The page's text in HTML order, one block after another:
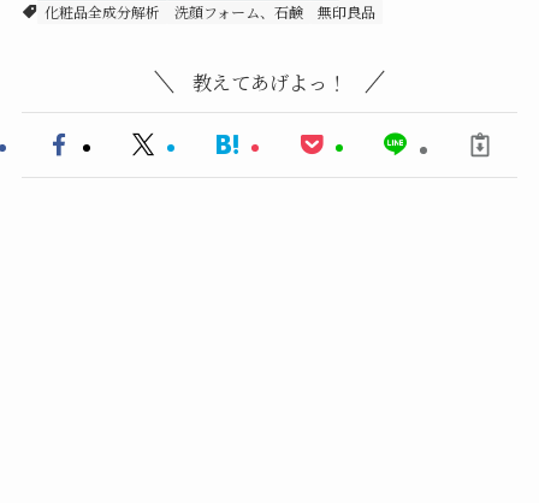
化粧品全成分解析
洗顔フォーム、石鹸 無印良品
教えてあげよっ！